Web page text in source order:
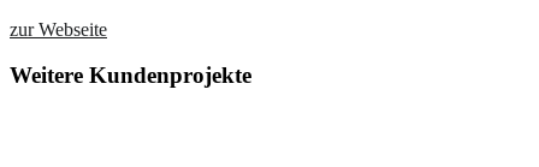
zur Webseite
Weitere Kundenprojekte